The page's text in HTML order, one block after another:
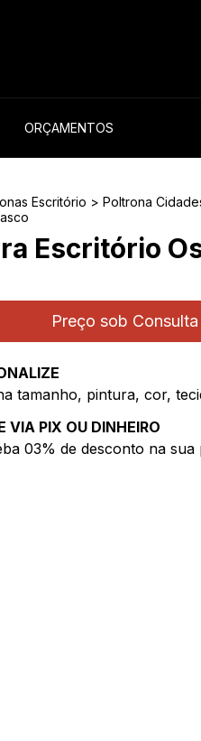
ORÇAMENTOS
Escritório > Poltrona
Escritório
tamanho, pintura, cor,
VIA PIX OU DINHEIRO
03% de desconto na sua